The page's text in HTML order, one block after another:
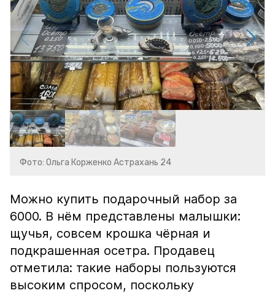
Фото: Ольга Корженко Астрахань 24
Можно купить подарочный набор за
6000. В нём представлены малышки:
щучья, совсем крошка чёрная и
подкрашенная осетра. Продавец
отметила: такие наборы пользуются
высоким спросом, поскольку